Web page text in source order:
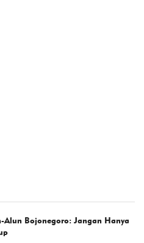
Alun Bojonegoro: Jangan Hanya